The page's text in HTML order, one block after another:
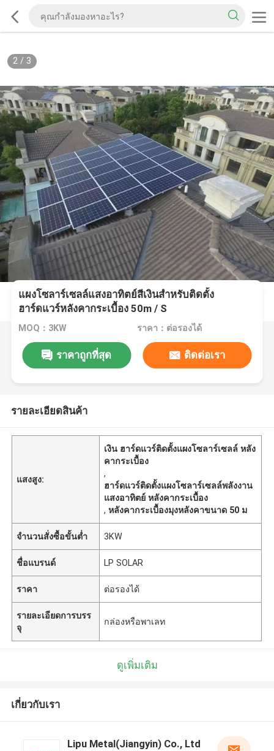
2/ 3
แผงโซลาร์เซลล์แสงอาทิตย์สีเงินสำหรับติดตั้ง
ฮาร์ดแวร์หลังคากระเบื้อง 50m / S
MOQ：3KW ราคา：ต่อรองได้
ราคาถูกที่สุด ติดต่อเรา
รายละเอียดสินค้า
แสงสูง:
เงิน ฮาร์ดแวร์ติดตั้งแผงโซลาร์เซลล์ หลัง
คากระเบื้อง
,
ฮาร์ดแวร์ติดตั้งแผงโซลาร์เซลล์พลังงาน
แสงอาทิตย์ หลังคากระเบื้อง
,หลังคากระเบื้องมุงหลังคาขนาด 50 ม
จำนวนสั่งซื้อขั้นต่ำ 3KW
ชื่อแบรนด์ LP SOLAR
ราคา ต่อรองได้
รายละเอียดการบรร
จุ
กล่องหรือพาเลท
ดูเพิ่มเติม
เกี่ยวกับเรา
Lipu Metal(Jiangyin) Co., Ltd